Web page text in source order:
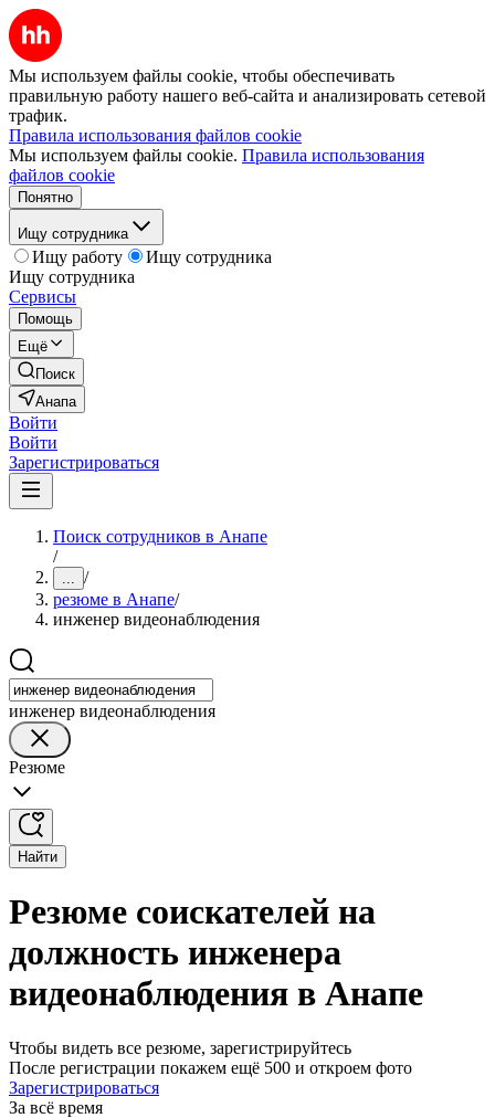
Мы используем файлы cookie, чтобы обеспечивать
правильную работу нашего веб-сайта и анализировать сетевой
трафик.
Правила использования файлов cookie
Мы используем файлы cookie. Правила использования
файлов cookie
Понятно
Ищу сотрудника
Ищу работу
Ищу сотрудника
Ищу сотрудника
Сервисы
Помощь
Ещё
Поиск
Анапа
Войти
Войти
Зарегистрироваться
Поиск сотрудников в Анапе
/
... /
резюме в Анапе/
инженер видеонаблюдения
инженер видеонаблюдения
Резюме
Найти
Резюме соискателей на
должность инженера
видеонаблюдения в Анапе
Чтобы видеть все резюме, зарегистрируйтесь
После регистрации покажем ещё 500 и откроем фото
Зарегистрироваться
За всё время